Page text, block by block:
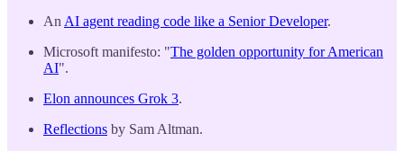
An AI agent reading code like a Senior Developer.
Microsoft manifesto: "The golden opportunity for American
AI".
Elon announces Grok 3.
Reflections by Sam Altman.